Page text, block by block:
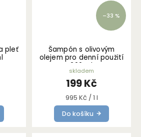
pleť
–33 %
Šampón s olivovým
olejem pro denní použití
200 ml
skladem
199 Kč
Měrná
cena:
995 Kč / 1 l
Do košíku